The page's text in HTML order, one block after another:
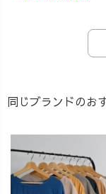
同じブランドのお